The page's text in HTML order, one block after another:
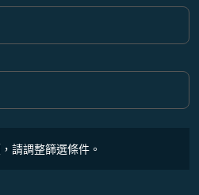
請調整篩選條件。